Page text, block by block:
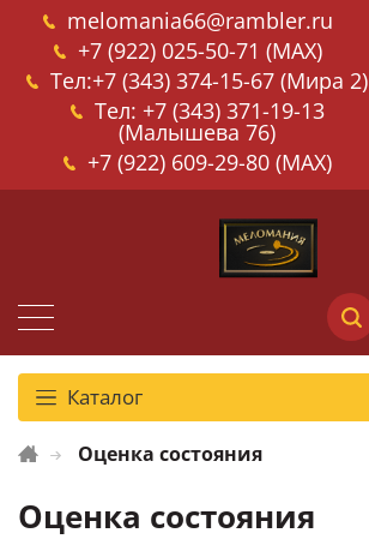
melomania66@rambler.ru
+7 (922) 025-50-71 (MAX)
Тел:+7 (343) 374-15-67 (Мира 2)
Тел: +7 (343) 371-19-13
(Малышева 76)
+7 (922) 609-29-80 (MAX)
Каталог
Оценка состояния
Оценка состояния